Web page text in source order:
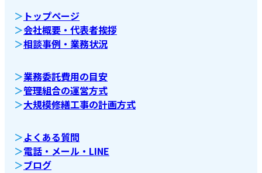
＞ トップページ
＞会社概要・代表者挨拶
＞相談事例・業務状況
＞業務委託費用の目安
＞管理組合の運営方式
＞大規模修繕工事の計画方式
＞よくある質問
＞電話・メール・LINE
＞ブログ